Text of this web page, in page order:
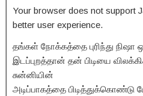
Your browser does not support
better user experience.
தங்கள் நோக்கத்தை புரிந்து நிஷா
இடப்புறத்தான் தன் பிடியை
சுன்னியின்
அடிப்பாகத்தை பிடித்துக்கொண்டு